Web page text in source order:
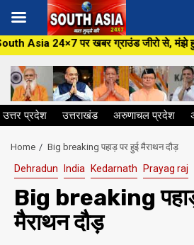
Skip
to
content
खबर ग्राउंड जीरो से, मंझे हुए
उत्तर प्रदेश उत्तराखंड अरुणाचल प्रदेश
Home Big breaking पहाड़ पर हुई मैराथन दौड़
Dehradun India Kedarnath Prayag raj
Big breaking
मैराथन दौड़